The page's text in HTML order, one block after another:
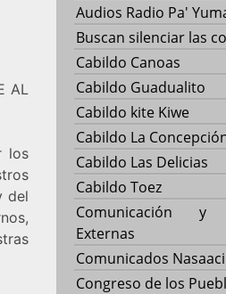
AL
los
del
Audios Radio Pa'
Buscan silenciar las
Cabildo Canoas
Cabildo Guadualito
Cabildo kite Kiwe
Cabildo La
Cabildo Las Delicias
Cabildo Toez
Comunicación y
Externas
Comunicados
Congreso de los